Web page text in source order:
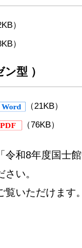
）
）
型 ）
（21KB）
（76KB）
和8年度国士
い。
いただけます。